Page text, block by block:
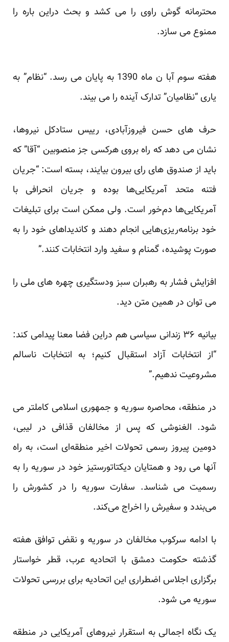
محترمانه گوش راوی را می کشد و بحث دراین باره را
ممنوع می سازد.
هفته سوم آبا ن ماه 1390 به پایان می رسد. “نظام” به
یاری “نظامیان” تدارک آینده را می بیند.
حرف های حسن فیروزآبادی، رییس ستادکل نیروها،
نشان می دهد که راه بروی هرکسی جز منصوبین “آقا” که
باید از صندوق های رای بیرون بیایند، بسته است: “جریان
فتنه متحد آمریکایی‌ها بوده و جریان انحرافی با
آمریکایی‌ها دم‌خور است. ولی ممکن است برای تبلیغات
خود برنامه‌ریزی‌هایی انجام دهند و کاندیداهای خود را به
صورت پوشیده، گمنام و سفید وارد انتخابات کنند.”
افزایش فشار به رهبران سبز ودستگیری چهره های ملی را
می توان در همین متن دید.
بیانیه ۳۶ زندانی سیاسی هم دراین فضا معنا پیدامی کند:
“از انتخابات آزاد استقبال کنیم؛ به انتخابات ناسالم
مشروعیت ندهیم.”
در منطقه، محاصره سوریه و جمهوری اسلامی کاملتر می
شود. الغنوشی که پس از مخالفان قذافی در لیبی،
دومین پیروز رسمی تحولات اخیر منطقه‌ای است، به راه
آنها می رود و همتایان دیکتاتورستیز خود در سوریه را به
رسمیت می شناسد. سفارت سوریه را در کشورش را
می‌بندد و سفیرش را اخراج می‌کند.
با ادامه سرکوب مخالفان در سوریه و نقض توافق هفته‌
گذشته‌ حکومت دمشق با اتحادیه عرب، قطر خواستار
برگزاری اجلاس اضطراری این اتحادیه برای بررسی تحولات
سوریه می شود.
یک نگاه اجمالی به استقرار نیروهای آمریکایی در منطقه